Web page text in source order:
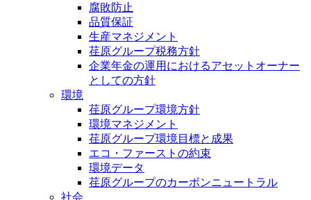
腐敗防止
品質保証
生産マネジメント
荏原グループ税務方針
企業年金の運用におけるアセットオーナー
としての方針
環境
荏原グループ環境方針
環境マネジメント
荏原グループ環境目標と成果
エコ・ファーストの約束
環境データ
荏原グループのカーボンニュートラル
社会